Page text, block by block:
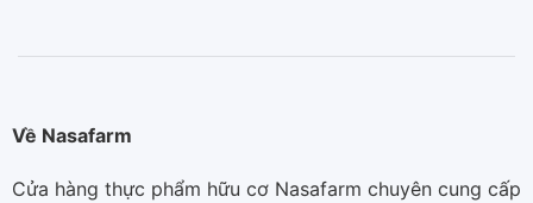
Về Nasafarm
Cửa hàng thực phẩm hữu cơ Nasafarm chuyên cung cấp